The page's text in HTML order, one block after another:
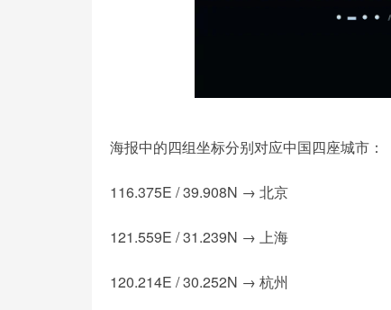
海报中的四组坐标分别对应中国四座城市：
116.375E / 39.908N → 北京
121.559E / 31.239N → 上海
120.214E / 30.252N → 杭州